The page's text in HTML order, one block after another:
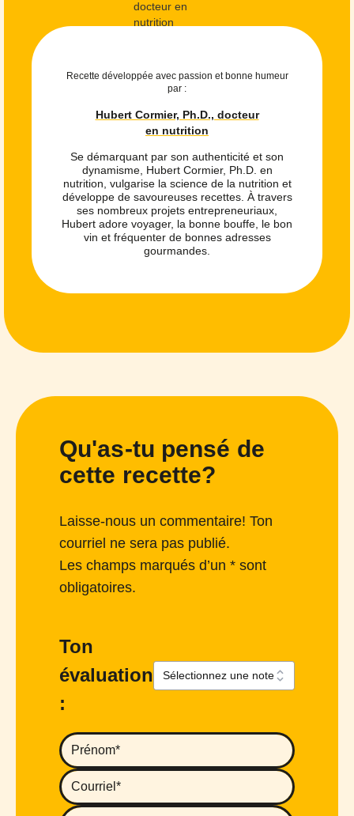
Recette développée avec passion et bonne humeur
par :
Hubert Cormier, Ph.D., docteur
en nutrition
Se démarquant par son authenticité et son
dynamisme, Hubert Cormier, Ph.D. en
nutrition, vulgarise la science de la nutrition et
développe de savoureuses recettes. À travers
ses nombreux projets entrepreneuriaux,
Hubert adore voyager, la bonne bouffe, le bon
vin et fréquenter de bonnes adresses
gourmandes.
Qu'as-tu pensé de
cette recette?
Laisse-nous un commentaire! Ton
courriel ne sera pas publié.
Les champs marqués d’un * sont
obligatoires.
Ton
évaluation
: